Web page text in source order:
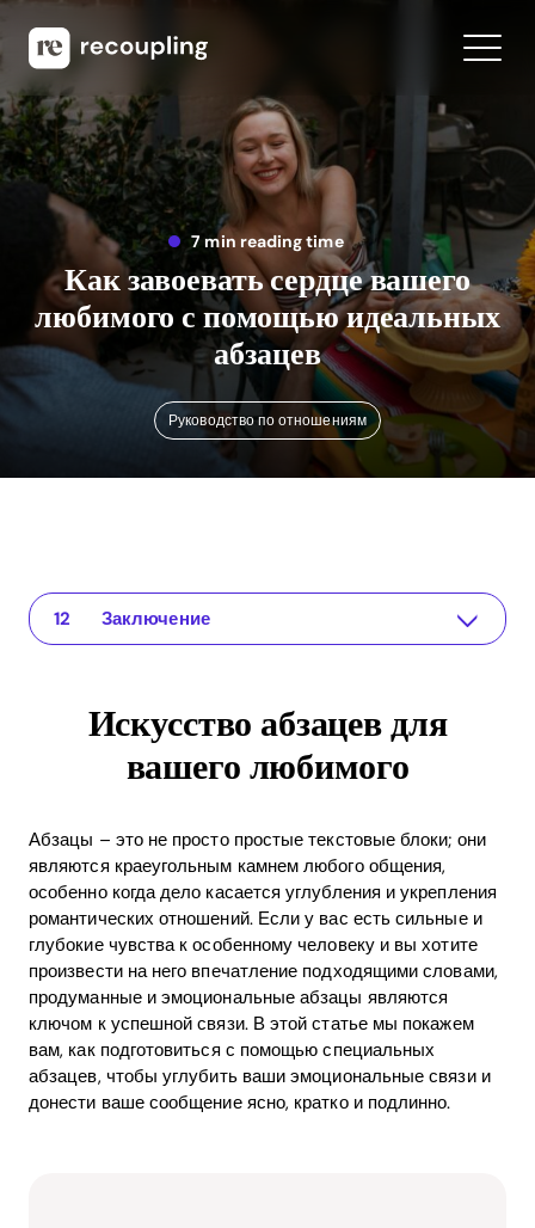
7 min reading time
Как завоевать сердце вашего
любимого с помощью идеальных
абзацев
Руководство по отношениям
Искусство абзацев для вашего любимого
The app for your relationship
Вызывает эмоции: первое впечатление имеет значение
Делитесь личными переживаниями
Сила комплиментов
Используйте юмор
Предоставление эмоциональных инсайтов
Конкретные примеры абзацев
Преимущества использования приложения Recoupling при переписке
Как увеличить ROI через улучшение коммуникации
Часто задаваемые вопросы (FAQ)
Заключение
Искусство абзацев для
вашего любимого
Абзацы – это не просто простые текстовые блоки; они
являются краеугольным камнем любого общения,
особенно когда дело касается углубления и укрепления
романтических отношений. Если у вас есть сильные и
глубокие чувства к особенному человеку и вы хотите
произвести на него впечатление подходящими словами,
продуманные и эмоциональные абзацы являются
ключом к успешной связи. В этой статье мы покажем
вам, как подготовиться с помощью специальных
абзацев, чтобы углубить ваши эмоциональные связи и
донести ваше сообщение ясно, кратко и подлинно.